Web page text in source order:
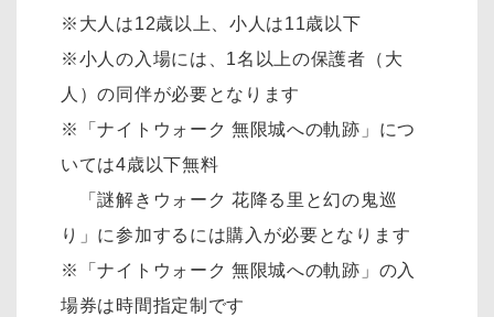
※大人は12歳以上、小人は11歳以下
※小人の入場には、1名以上の保護者（大
人）の同伴が必要となります
※「ナイトウォーク 無限城への軌跡」につ
いては4歳以下無料
「謎解きウォーク 花降る里と幻の鬼巡
り」に参加するには購入が必要となります
※「ナイトウォーク 無限城への軌跡」の入
場券は時間指定制です